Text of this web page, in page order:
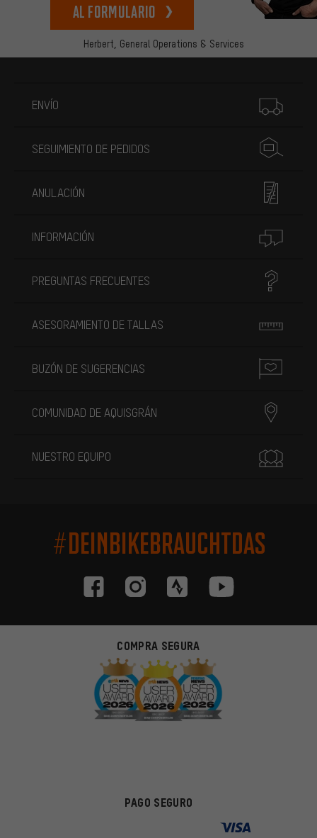
Herbert, General Operations & Services
Al formulario
ENVÍO
SEGUIMIENTO DE PEDIDOS
ANULACIÓN
INFORMACIÓN
PREGUNTAS FRECUENTES
ASESORAMIENTO DE TALLAS
BUZÓN DE SUGERENCIAS
COMUNIDAD DE AQUISGRÁN
NUESTRO EQUIPO
#DEINBIKEBRAUCHTDAS
COMPRA SEGURA
PAGO SEGURO